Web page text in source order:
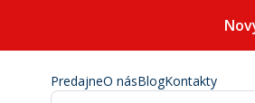
PredajneO násBlogKontakty